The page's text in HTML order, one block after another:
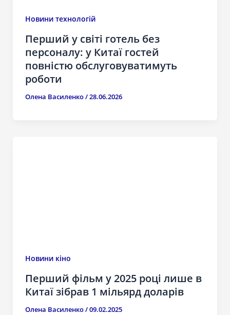
Новини технологій
Перший у світі готель без
персоналу: у Китаї гостей
повністю обслуговуватимуть
роботи
Олена Василенко/28.06.2026
Новини кіно
Перший фільм у 2025 році лише в
Китаї зібрав 1 мільярд доларів
Олена Василенко/09.02.2025